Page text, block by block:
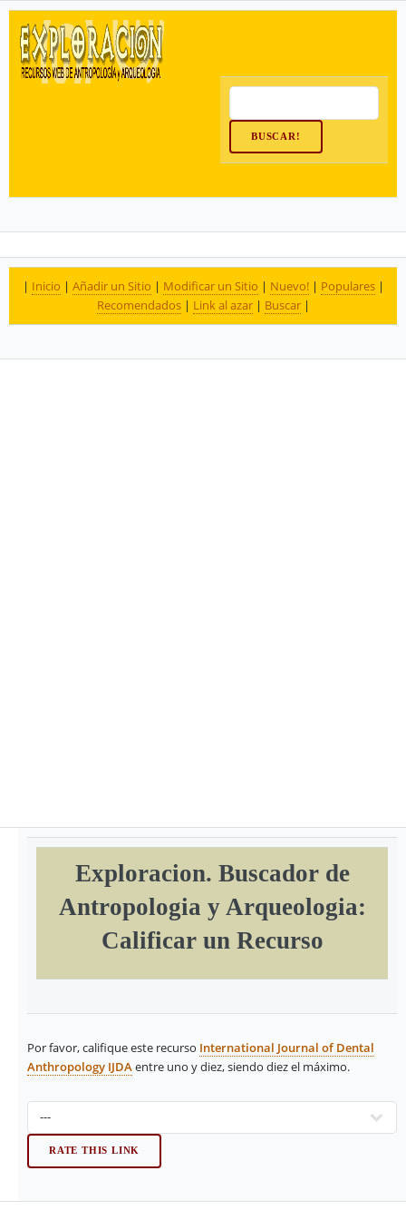
| Inicio | Añadir un Sitio | Modificar un Sitio | Nuevo!| Populares|
Recomendados| Link al azar| Buscar|
Exploracion. Buscador de
Antropologia y Arqueologia:
Calificar un Recurso
Por favor, califique este recurso International Journal of Dental
Anthropology IJDAentre uno y diez, siendo diez el máximo.